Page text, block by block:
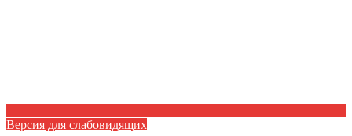
Версия для слабовидящих